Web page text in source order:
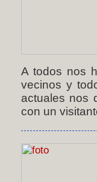
A todos nos
vecinos y
actuales nos
con un